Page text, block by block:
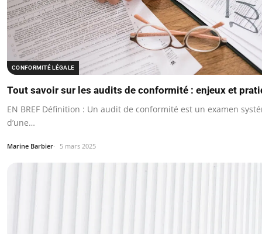
CONFORMITÉ LÉGALE
Tout savoir sur les audits de conformité : enjeux et
EN BREF Définition : Un audit de conformité est un examen
d’une…
Marine Barbier 5 mars 2025